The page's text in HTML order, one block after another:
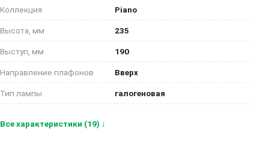
Коллекция Piano
Высота, мм 235
Выступ, мм 190
Направление плафонов Вверх
Тип лампы галогеновая
Все характеристики (19) ↓